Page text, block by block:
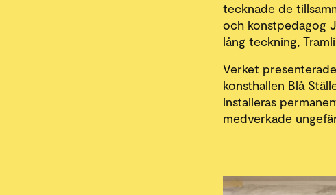
tecknade de
och konstpedagog
lång teckning,
Verket
konsthallen Blå
installeras
medverkade